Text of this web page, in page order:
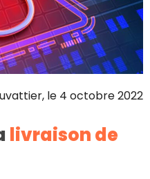
, le 4 octobre 2022
livraison de